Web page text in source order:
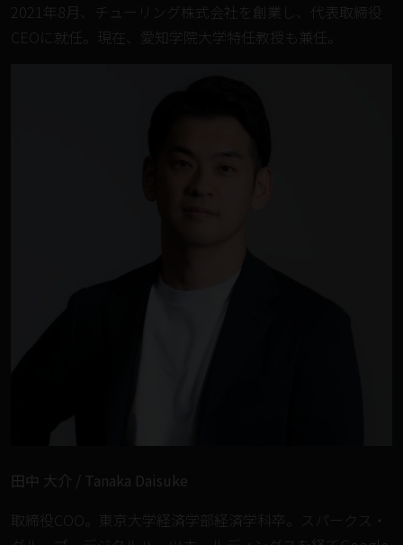
2021年8月、チューリング株式会社を創業し、代表取締役
CEOに就任。現在、愛知学院大学特任教授も兼任。
田中 大介‍ / Tanaka Daisuke
取締役COO。東京大学経済学部経済学科卒。スパークス・